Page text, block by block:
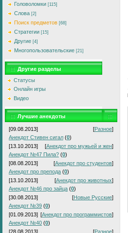
Головоломки [115]
Слова [2]
Поиск предметов [68]
Стратегии [15]
Другие [4]
Многопользовательские [21]
Другие разделы
Статусы
Онлайн игры
Видео
Лучшие анекдоты
[09.08.2013] [Разное]
Анекдот Стивен сигал (0)
[13.10.2013]
[Анекдот про мужьей и жен]
Анекдот №47 Пила? (0)
[08.08.2013]
[Анекдот про студентов]
Анекдот про препода (0)
[13.10.2013]
[Анекдот про животных]
Анекдот №46 про зайца (0)
[30.08.2013]
[Новые Русские]
Анекдот №39 (0)
[01.09.2013] [Анекдот про программистов]
Анекдот №40 (0)
[28.08.2013]
[Разное]